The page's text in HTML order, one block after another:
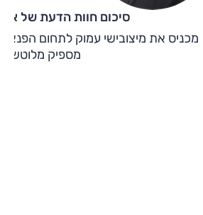
סיכום חוות הדעת של
מכניס את מיצובישי עמוק לתחום
מספיק מלוטש.